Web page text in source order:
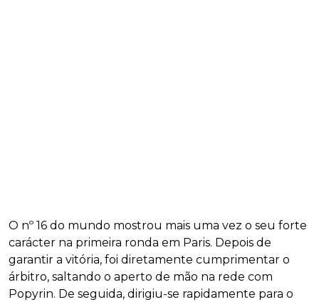
O nº 16 do mundo mostrou mais uma vez o seu forte
carácter na primeira ronda em Paris. Depois de
garantir a vitória, foi diretamente cumprimentar o
árbitro, saltando o aperto de mão na rede com
Popyrin. De seguida, dirigiu-se rapidamente para o